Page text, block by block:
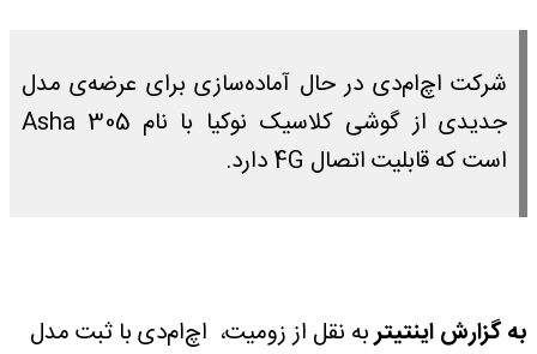
شرکت اچ‌ام‌دی در حال آماده‌سازی برای عرضه‌ی مدل
جدیدی از گوشی کلاسیک نوکیا با نام Asha 305
است که قابلیت اتصال 4G دارد.
به گزارش اینتیتربه نقل از زومیت، اچ‌ام‌دی با ثبت مدل